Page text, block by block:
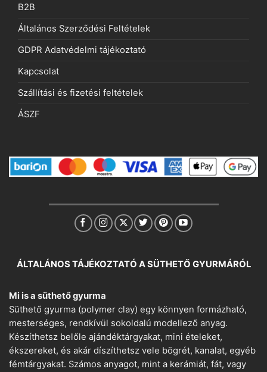
B2B
Általános Szerződési Feltételek
GDPR Adatvédelmi tájékoztató
Kapcsolat
Szállítási és fizetési feltételek
ÁSZF
ÁLTALÁNOS TÁJÉKOZTATÓ A SÜTHETŐ GYURMÁRÓL
Mi is a süthető gyurma
Süthető gyurma (polymer clay) egy könnyen formázható,
mesterséges, rendkívül sokoldalú modellező anyag.
Készíthetsz belőle ajándéktárgyakat, mini ételeket,
ékszereket, és akár díszíthetsz vele bögrét, kanalat, egyéb
fémtárgyakat. Számos anyagot, mint a kerámiát, fát, vagy